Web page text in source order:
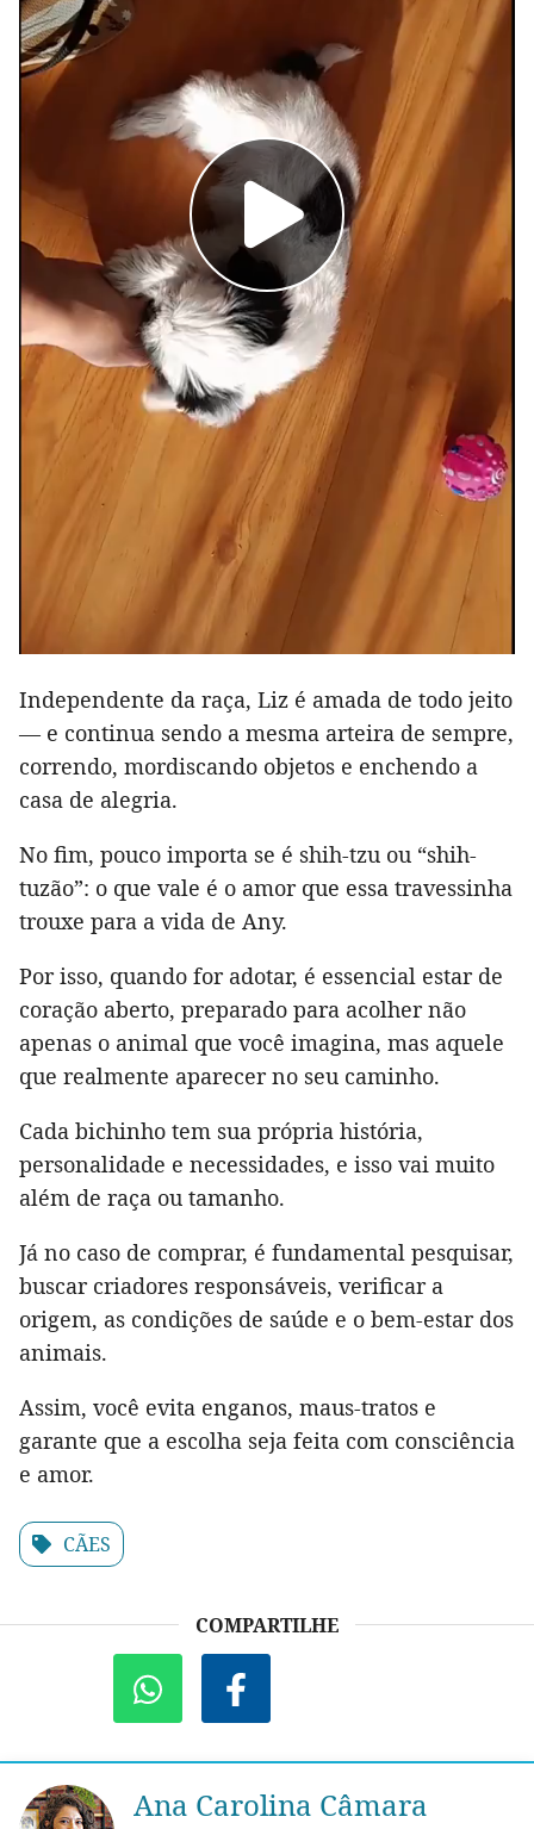
Independente da raça, Liz é amada de todo jeito
— e continua sendo a mesma arteira de sempre,
correndo, mordiscando objetos e enchendo a
casa de alegria.
No fim, pouco importa se é shih-tzu ou “shih-
tuzão”: o que vale é o amor que essa travessinha
trouxe para a vida de Any.
Por isso, quando for adotar, é essencial estar de
coração aberto, preparado para acolher não
apenas o animal que você imagina, mas aquele
que realmente aparecer no seu caminho.
Cada bichinho tem sua própria história,
personalidade e necessidades, e isso vai muito
além de raça ou tamanho.
Já no caso de comprar, é fundamental pesquisar,
buscar criadores responsáveis, verificar a
origem, as condições de saúde e o bem-estar dos
animais.
Assim, você evita enganos, maus-tratos e
garante que a escolha seja feita com consciência
e amor.
CÃES
COMPARTILHE
Ana Carolina Câmara